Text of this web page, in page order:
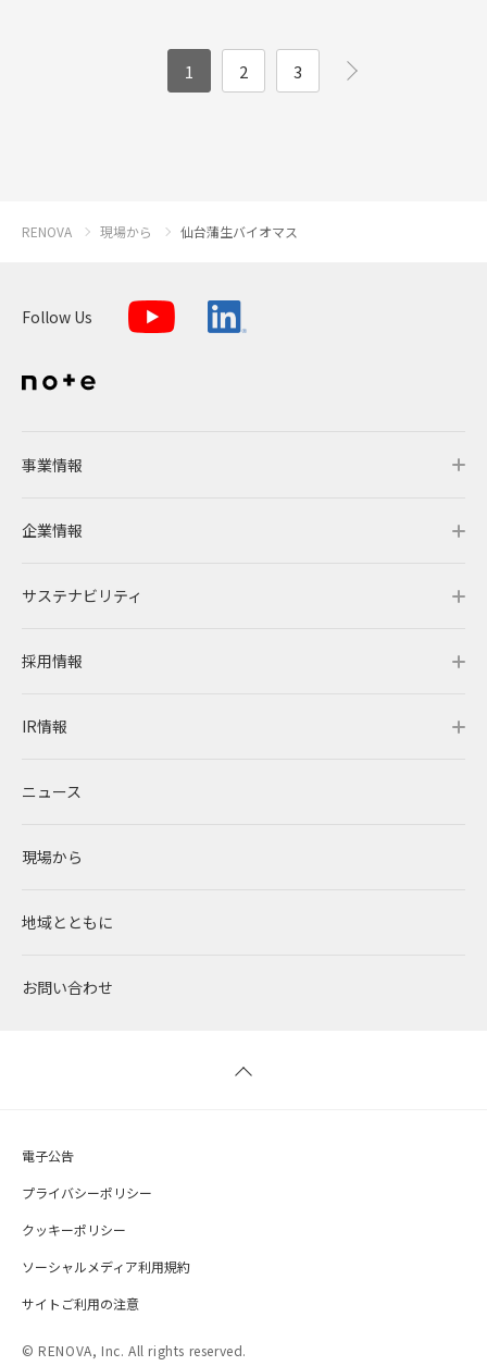
1 2 3
RENOVA 現場から 仙台蒲生バイオマス
Follow Us
事業情報
事業情報トップ
事業概要
レノバの強み
発電所・蓄電所一覧
コーポレートPPA
太陽光発電
蓄電事業
風力発電
太陽光発電の取り組み
企業情報
企業情報トップ
会社概要・アクセス
CEOメッセージ
企業理念
中期経営計画
私たちの想い
沿革
サステナビリティ
サステナビリティトップ
理念・ポリシー
環境
社会
ガバナンス
ESGデータ
採用情報
採用情報トップ
RENOVAを知る
RENOVAで働く
社員インタビュー
新卒採用
IR情報
IR情報トップ
IRニュース
経営情報
財務ハイライト
IRカレンダー
IRメール配信
ニュース
現場から
地域とともに
お問い合わせ
電子公告
プライバシーポリシー
クッキーポリシー
ソーシャルメディア利用規約
サイトご利用の注意
© RENOVA, Inc. All rights reserved.